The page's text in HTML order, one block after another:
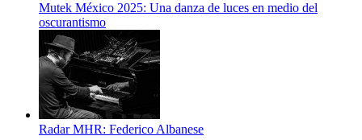
Mutek México 2025: Una danza de luces en medio del
oscurantismo
Radar MHR: Federico Albanese